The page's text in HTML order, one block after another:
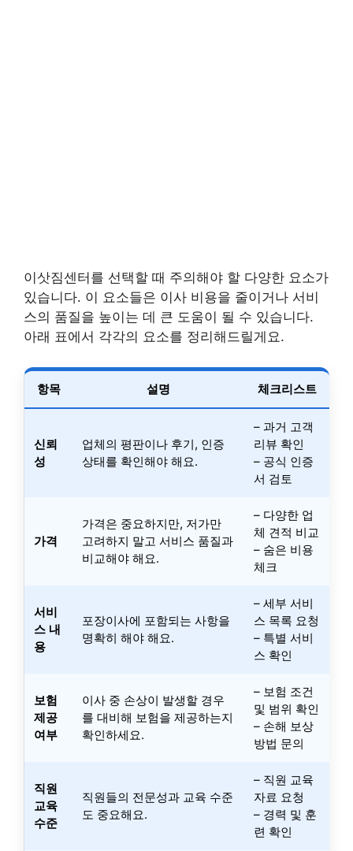
이삿짐센터를 선택할 때 주의해야 할 다양한 요소가
있습니다. 이 요소들은 이사 비용을 줄이거나 서비
스의 품질을 높이는 데 큰 도움이 될 수 있습니다.
아래 표에서 각각의 요소를 정리해드릴게요.
항목 설명 체크리스트
신뢰
성
업체의 평판이나 후기, 인증
상태를 확인해야 해요.
– 과거 고객
리뷰 확인
– 공식 인증
서 검토
가격
가격은 중요하지만, 저가만
고려하지 말고 서비스 품질과
비교해야 해요.
– 다양한 업
체 견적 비교
– 숨은 비용
체크
서비
스 내
용
포장이사에 포함되는 사항을
명확히 해야 해요.
– 세부 서비
스 목록 요청
– 특별 서비
스 확인
보험
제공
여부
이사 중 손상이 발생할 경우
를 대비해 보험을 제공하는지
확인하세요.
– 보험 조건
및 범위 확인
– 손해 보상
방법 문의
직원
교육
수준
직원들의 전문성과 교육 수준
도 중요해요.
– 직원 교육
자료 요청
– 경력 및 훈
련 확인